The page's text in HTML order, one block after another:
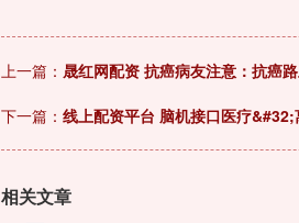
上一篇： 晟红网配资 抗癌病友注意：抗癌
下一篇： 线上配资平台 脑机接口医疗
相关文章